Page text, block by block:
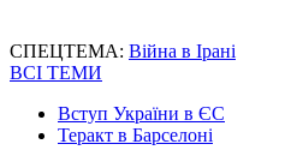
СПЕЦТЕМА: Війна в Ірані
ВСІ ТЕМИ
Вступ України в ЄС
Теракт в Барселоні